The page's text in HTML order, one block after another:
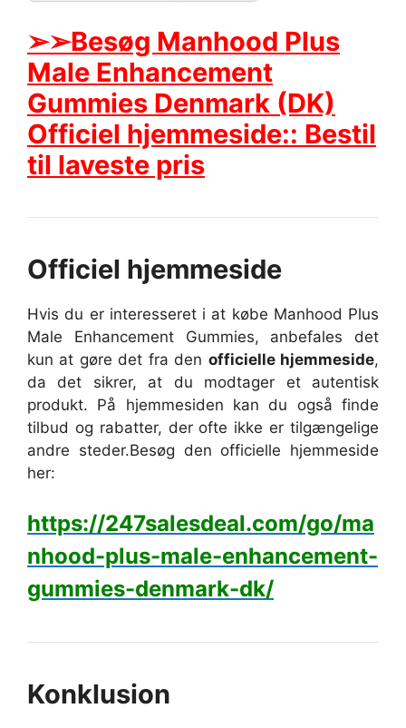
➢➢Besøg Manhood Plus
Male Enhancement
Gummies Denmark (DK)
Officiel hjemmeside:: Bestil
til laveste pris
Officiel hjemmeside
Hvis du er interesseret i at købe Manhood Plus
Male Enhancement Gummies, anbefales det
kun at gøre det fra den officielle hjemmeside,
da det sikrer, at du modtager et autentisk
produkt. På hjemmesiden kan du også finde
tilbud og rabatter, der ofte ikke er tilgængelige
andre steder.Besøg den officielle hjemmeside
her:
https://247salesdeal.com/go/ma
nhood-plus-male-enhancement-
gummies-denmark-dk/
Konklusion